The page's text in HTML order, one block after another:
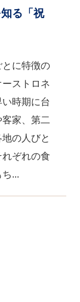
る「祝
に特徴の
ストロネ
時期に台
家、第二
の人びと
ぞれの食
...